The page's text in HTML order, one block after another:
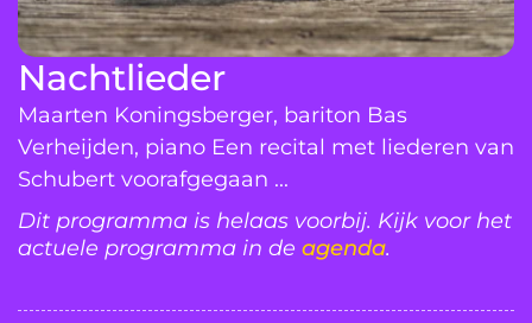
Nachtlieder
Maarten Koningsberger, bariton Bas
Verheijden, piano Een recital met liederen van
Schubert voorafgegaan ...
Dit programma is helaas voorbij. Kijk voor het
actuele programma in de agenda.